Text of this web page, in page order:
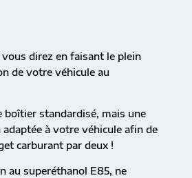
vous direz en faisant le plein
de votre véhicule au
boîtier standardisé, mais une
à votre véhicule afin de
carburant par deux !
au superéthanol E85, ne